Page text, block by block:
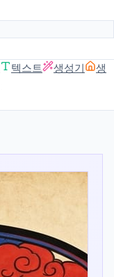
텍스트 생성기
생